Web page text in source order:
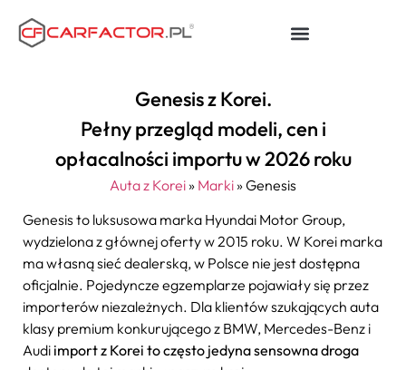
Genesis z Korei.
Pełny przegląd modeli, cen i
opłacalności importu w 2026 roku
Auta z Korei » Marki »Genesis
Genesis to luksusowa marka Hyundai Motor Group,
wydzielona z głównej oferty w 2015 roku. W Korei marka
ma własną sieć dealerską, w Polsce nie jest dostępna
oficjalnie. Pojedyncze egzemplarze pojawiały się przez
importerów niezależnych. Dla klientów szukających auta
klasy premium konkurującego z BMW, Mercedes-Benz i
Audi import z Korei to często jedyna sensowna droga